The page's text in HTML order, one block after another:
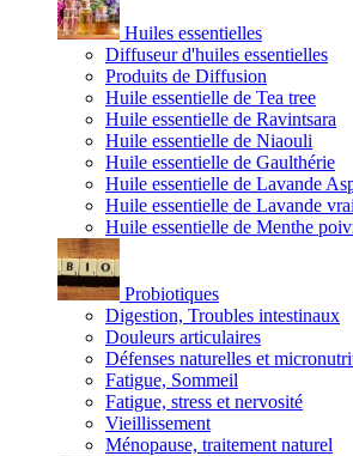
Huiles essentielles
Diffuseur d'huiles essentielles
Produits de Diffusion
Huile essentielle de Tea tree
Huile essentielle de Ravintsara
Huile essentielle de Niaouli
Huile essentielle de Gaulthérie
Huile essentielle de Lavande
Huile essentielle de Lavande
Huile essentielle de Menthe
Probiotiques
Digestion, Troubles intestinaux
Douleurs articulaires
Défenses naturelles et
Fatigue, Sommeil
Fatigue, stress et nervosité
Vieillissement
Ménopause, traitement naturel